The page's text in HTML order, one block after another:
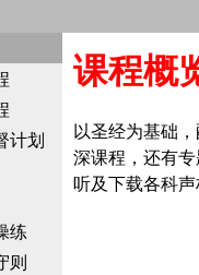
计划
练
则
课程概
以圣经为基础
深课程，还有
听及下载各科